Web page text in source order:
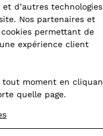
d’autres technologies
Nos partenaires et
permettant de
expérience client
tout moment en
quelle page.